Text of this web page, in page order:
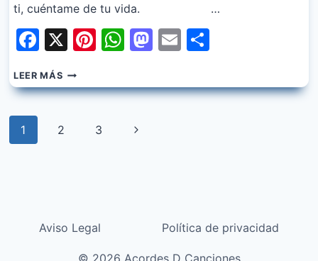
ti, cuéntame de tu vida. …
Facebook
X Pinterest
WhatsApp
Mastodon
Email
LEER MÁSROCIO
DURCAL
–
Navegación
de
1 2 3
Siguiente
Aviso Legal Política de privacidad